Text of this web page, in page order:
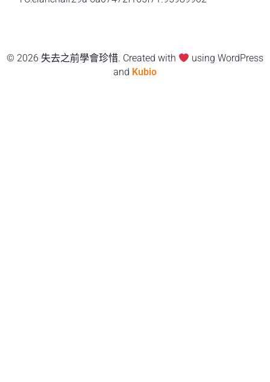
© 2026 失去之前學會珍惜. Created with
using WordPress
and Kubio